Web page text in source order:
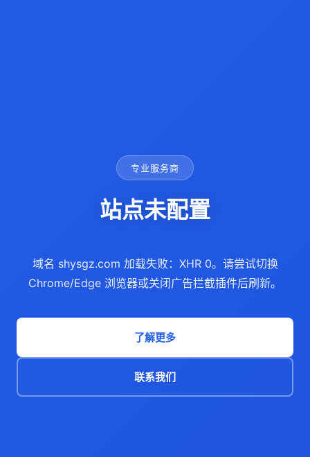
专业服务商
站点未配置
域名 shysgz.com 加载失败：XHR 0。请尝试切换
Chrome/Edge 浏览器或关闭广告拦截插件后刷新。
了解更多
联系我们